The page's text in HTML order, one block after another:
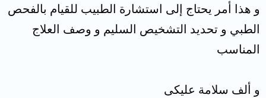
و هذا أمر يحتاج إلى استشارة الطبيب للقيام بالفحص
الطبي و تحديد التشخيص السليم و وصف العلاج
المناسب
و ألف سلامة عليكى